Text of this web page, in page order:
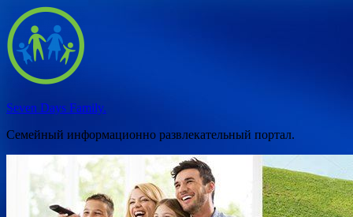
Перейти
к
содержимому
Seven Days Family.
Семейный информационно развлекательный портал.